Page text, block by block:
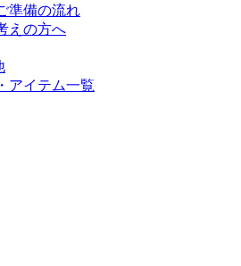
準備の流れ
えの方へ
アイテム一覧